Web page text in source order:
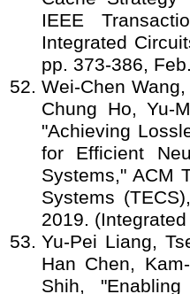
IEEE
Integrated
pp. 373-386,
Wei-Chen Wang,
Chung Ho, Yu-
"Achieving
for Efficient
Systems," ACM
Systems
2019.
Yu-Pei Liang,
Han Chen,
Shih, "Enabling